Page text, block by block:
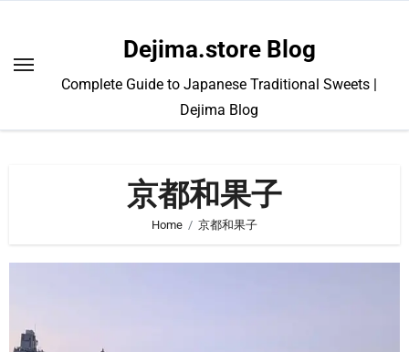
content
Dejima.store Blog
Complete Guide to Japanese Traditional Sweets |
Dejima Blog
京都和果子
Home 京都和果子